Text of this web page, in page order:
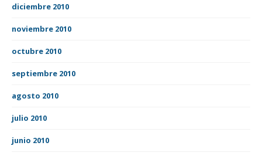
diciembre 2010
noviembre 2010
octubre 2010
septiembre 2010
agosto 2010
julio 2010
junio 2010